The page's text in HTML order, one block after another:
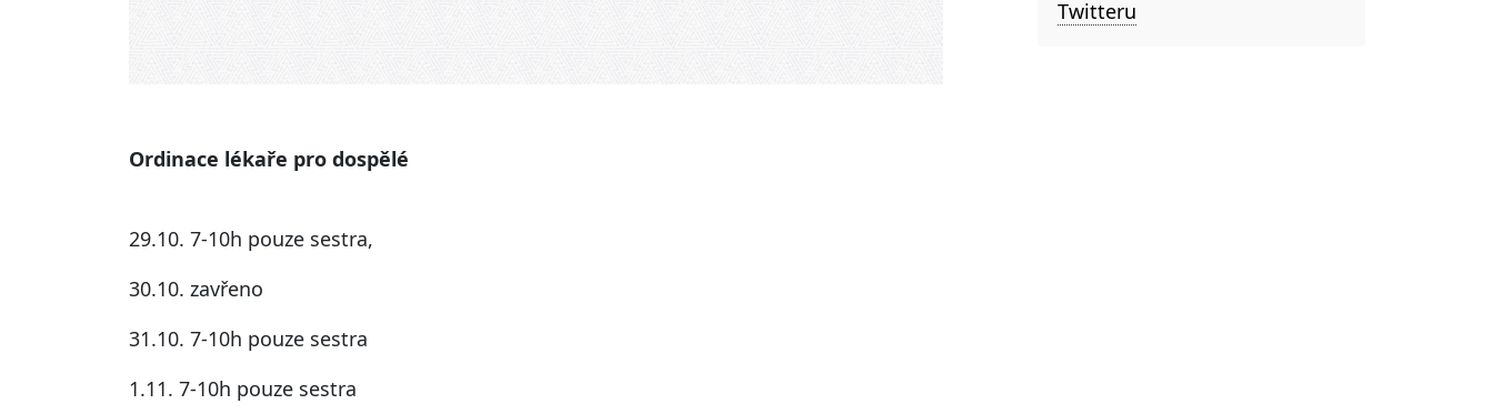
Ordinace lékaře pro dospělé
29.10. 7-10h pouze sestra,
30.10. zavřeno
31.10. 7-10h pouze sestra
1.11. 7-10h pouze sestra
Twitteru